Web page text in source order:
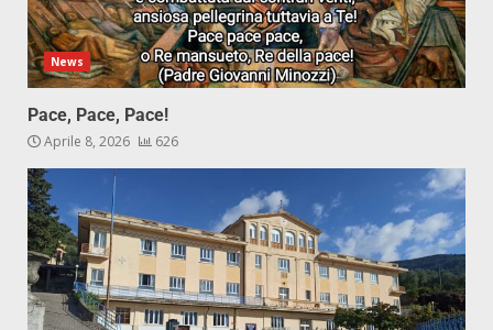
News
Pace, Pace, Pace!
Aprile 8, 2026 626